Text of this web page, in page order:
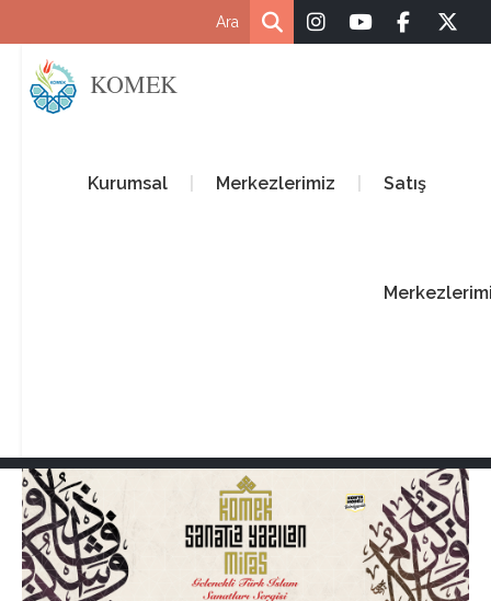
KOMEK
Kurumsal Merkezlerimiz Satış